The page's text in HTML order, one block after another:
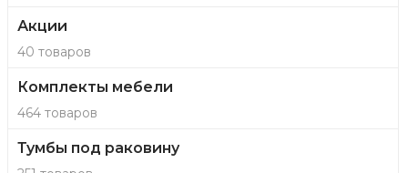
Акции
40 товаров
Комплекты мебели
464 товаров
Тумбы под раковину